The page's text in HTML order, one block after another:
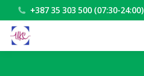
+387 35 303 500 (07:30-24:00)